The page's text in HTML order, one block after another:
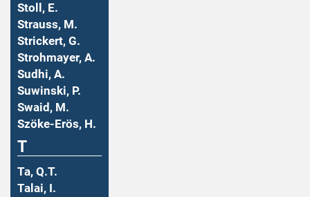
Stoll, E.
Strauss, M.
Strickert, G.
Strohmayer, A.
Sudhi, A.
Suwinski, P.
Swaid, M.
Szöke-Erös, H.
T
Ta, Q.T.
Talai, I.